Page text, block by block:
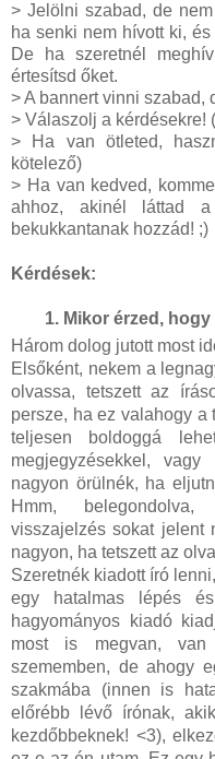
> Jelölni szabad, de
ha senki nem hívott ki,
De ha szeretnél
értesítsd őket.
> A bannert vinni szabad,
> Válaszolj a kérdésekre!
> Ha van ötleted,
kötelező)
> Ha van kedved,
ahhoz, akinél láttad
bekukkantanak hozzád! ;)
Kérdések:
Mikor érzed,
Három dolog jutott most
Elsőként, nekem a
olvassa, tetszett az
persze, ha ez valahogy a
teljesen boldoggá
megjegyzésekkel,
nagyon örülnék, ha
Hmm,
visszajelzés sokat jelent
nagyon, ha tetszett az
Szeretnék kiadott író
egy hatalmas lépés
hagyományos kiadó
most is megvan,
szememben, de ahogy
szakmába (innen is
előrébb lévő írónak,
kezdőbbeknek! <3),